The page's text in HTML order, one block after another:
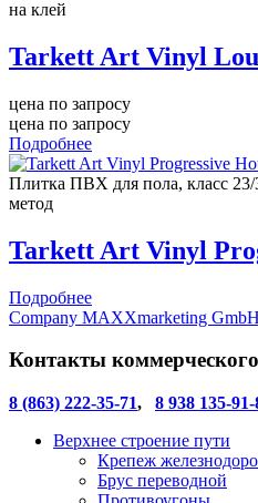
на клей
Tarkett Art Vinyl
цена по запросу
цена по запросу
Подробнее
Плитка ПВХ для пола, класс
метод
Tarkett Art Vinyl
Подробнее
Company MAXXmarketing GmbH
Контакты
8 (863) 222-35-71, 8 938 135-91-
Верхнее строение пути
Крепеж
Брус переводной